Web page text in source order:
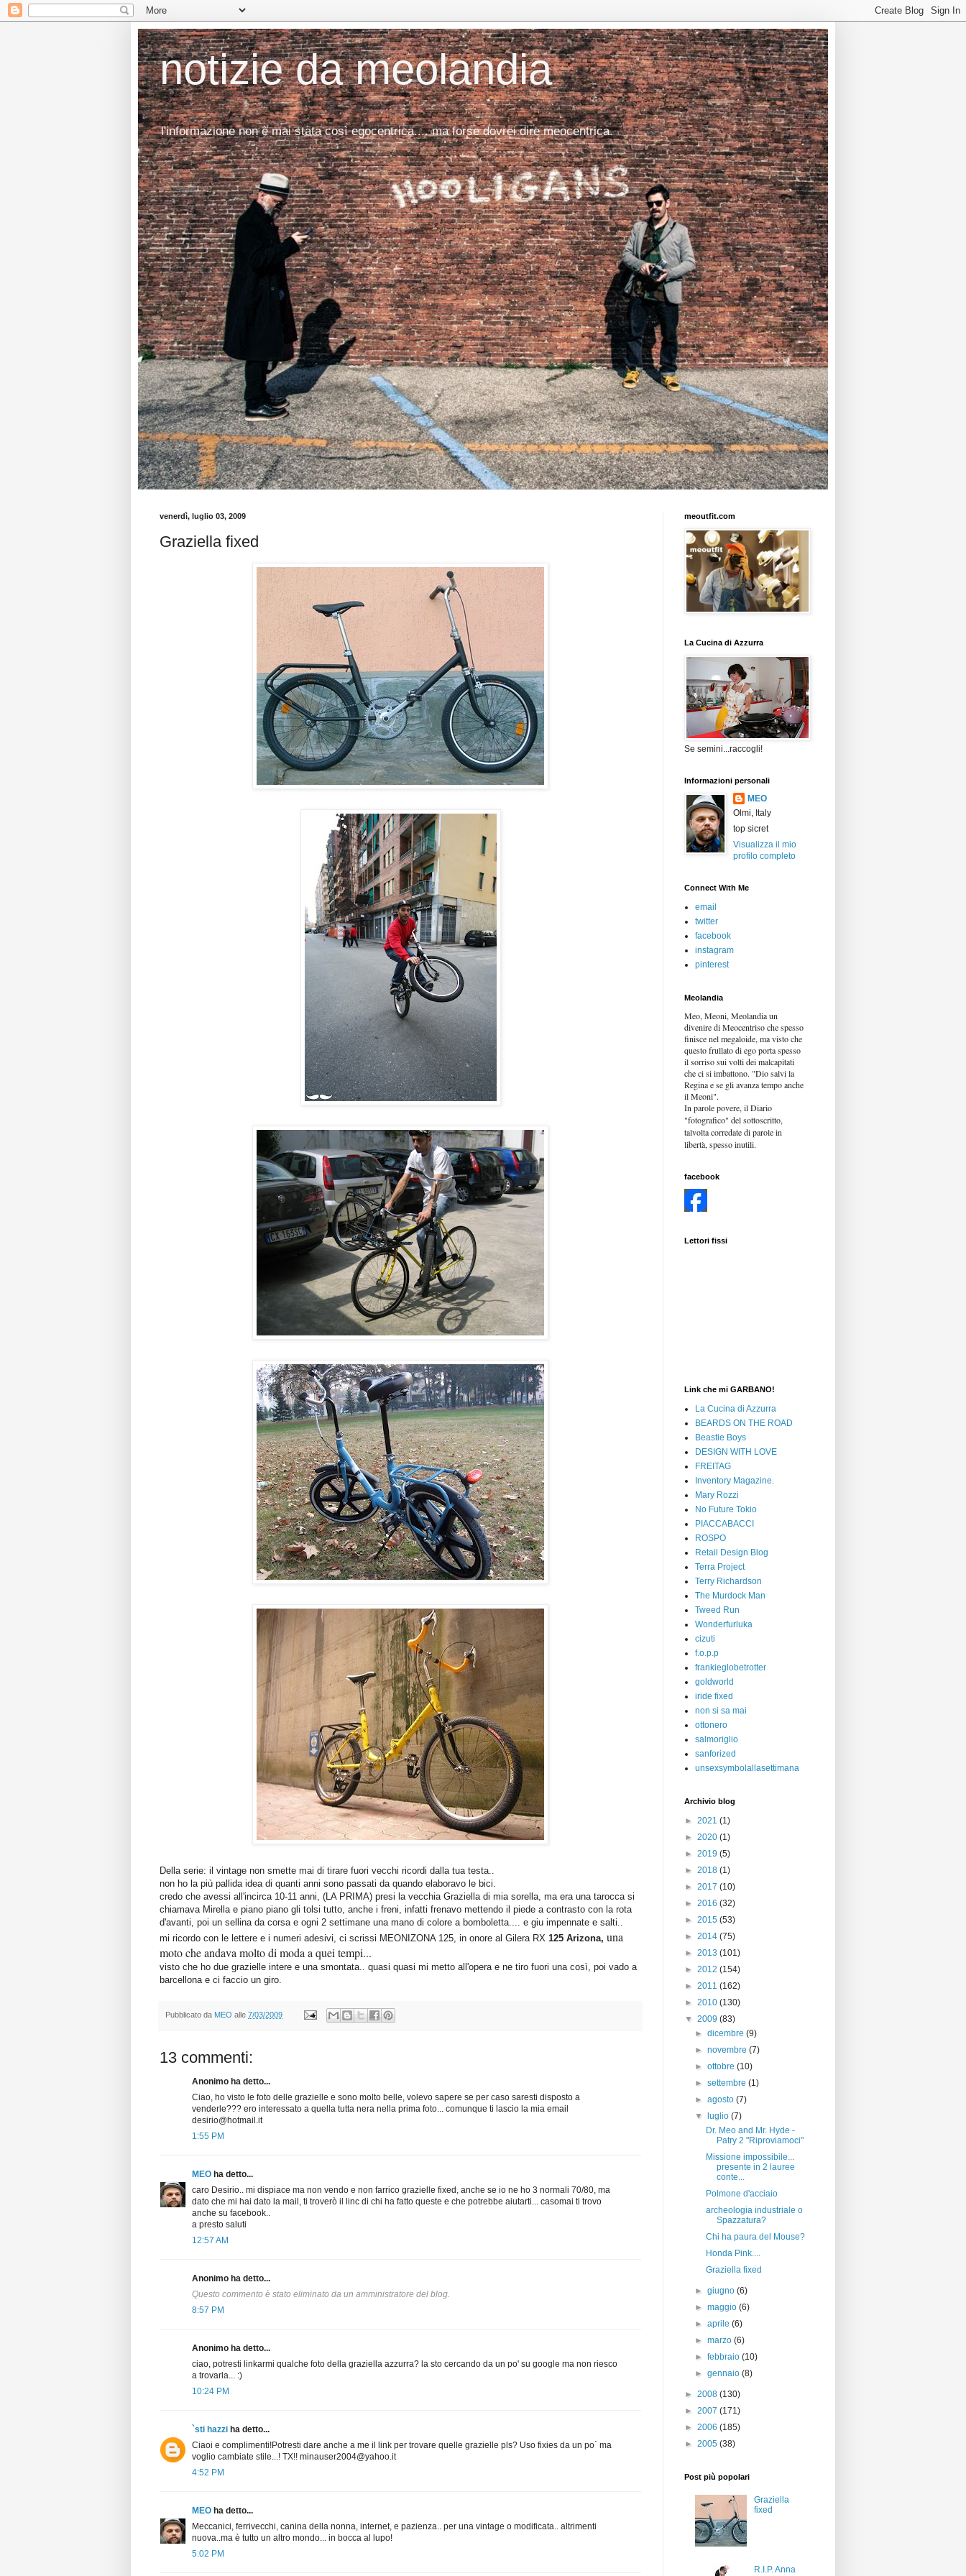
notizie da meolandia
l'informazione non è mai stata così egocentrica.... ma forse dovrei dire meocentrica.
venerdì, luglio 03, 2009
Graziella fixed
Della serie: il vintage non smette mai di tirare fuori vecchi ricordi dalla tua testa..
non ho la più pallida idea di quanti anni sono passati da quando elaboravo le bici.
credo che avessi all'incirca 10-11 anni, (LA PRIMA) presi la vecchia Graziella di mia sorella, ma era una tarocca si
chiamava Mirella e piano piano gli tolsi tutto, anche i freni, infatti frenavo mettendo il piede a contrasto con la rota
d'avanti, poi un sellina da corsa e ogni 2 settimane una mano di colore a bomboletta.... e giu impennate e salti..
mi ricordo con le lettere e i numeri adesivi, ci scrissi MEONIZONA 125, in onore al Gilera RX 125 Arizona, una
moto che andava molto di moda a quei tempi...
visto che ho due grazielle intere e una smontata.. quasi quasi mi metto all'opera e ne tiro fuori una così, poi vado a
barcellona e ci faccio un giro.
Pubblicato da MEO alle 7/03/2009
13 commenti:
Anonimo ha detto...
Ciao, ho visto le foto delle grazielle e sono molto belle, volevo sapere se per caso saresti disposto a
venderle??? ero interessato a quella tutta nera nella prima foto... comunque ti lascio la mia email
desirio@hotmail.it
1:55 PM
MEO ha detto...
caro Desirio.. mi dispiace ma non vendo e non farrico grazielle fixed, anche se io ne ho 3 normali 70/80, ma
dato che mi hai dato la mail, ti troverò il linc di chi ha fatto queste e che potrebbe aiutarti... casomai ti trovo
anche su facebook..
a presto saluti
12:57 AM
Anonimo ha detto...
Questo commento è stato eliminato da un amministratore del blog.
8:57 PM
Anonimo ha detto...
ciao, potresti linkarmi qualche foto della graziella azzurra? la sto cercando da un po' su google ma non riesco
a trovarla... :)
10:24 PM
`sti hazzi ha detto...
Ciaoi e complimenti!Potresti dare anche a me il link per trovare quelle grazielle pls? Uso fixies da un po` ma
voglio cambiate stile...! TX!! minauser2004@yahoo.it
4:52 PM
MEO ha detto...
Meccanici, ferrivecchi, canina della nonna, internet, e pazienza.. per una vintage o modificata.. altrimenti
nuova..ma è tutto un altro mondo... in bocca al lupo!
5:02 PM
meoutfit.com
La Cucina di Azzurra
Se semini...raccogli!
Informazioni personali
MEO
Olmi, Italy
top sicret
Visualizza il mio
profilo completo
Connect With Me
email
twitter
facebook
instagram
pinterest
Meolandia
Meo, Meoni, Meolandia un
divenire di Meocentriso che spesso
finisce nel megaloide, ma visto che
questo frullato di ego porta spesso
il sorriso sui volti dei malcapitati
che ci si imbattono. "Dio salvi la
Regina e se gli avanza tempo anche
il Meoni".
In parole povere, il Diario
"fotografico" del sottoscritto,
talvolta corredate di parole in
libertà, spesso inutili.
facebook
Lettori fissi
Link che mi GARBANO!
La Cucina di Azzurra
BEARDS ON THE ROAD
Beastie Boys
DESIGN WITH LOVE
FREITAG
Inventory Magazine.
Mary Rozzi
No Future Tokio
PIACCABACCI
ROSPO
Retail Design Blog
Terra Project
Terry Richardson
The Murdock Man
Tweed Run
Wonderfurluka
cizuti
f.o.p.p
frankieglobetrotter
goldworld
iride fixed
non si sa mai
ottonero
salmoriglio
sanforized
unsexsymbolallasettimana
Archivio blog
► 2021 (1)
► 2020 (1)
► 2019 (5)
► 2018 (1)
► 2017 (10)
► 2016 (32)
► 2015 (53)
► 2014 (75)
► 2013 (101)
► 2012 (154)
► 2011 (162)
► 2010 (130)
▼ 2009 (83)
►dicembre(9)
►novembre(7)
►ottobre(10)
►settembre(1)
►agosto(7)
▼
luglio(7)
Dr. Meo and Mr. Hyde -
Patry 2 "Riproviamoci"
Missione impossibile...
presente in 2 lauree
conte...
Polmone d'acciaio
archeologia industriale o
Spazzatura?
Chi ha paura del Mouse?
Honda Pink....
Graziella fixed
►giugno(6)
►maggio(6)
►aprile(6)
►marzo(6)
►febbraio(10)
►gennaio(8)
► 2008 (130)
► 2007 (171)
► 2006 (185)
► 2005 (38)
Post più popolari
Graziella
fixed
R.I.P. Anna